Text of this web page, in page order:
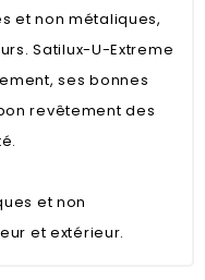
et non métaliques,
Satilux-U-Extreme
ses bonnes
revêtement des
et non
et extérieur.